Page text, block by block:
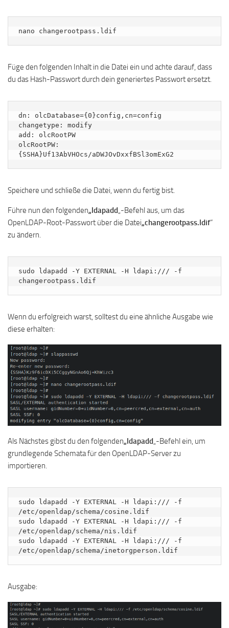
nano changerootpass.ldif
Füge den folgenden Inhalt in die Datei ein und achte darauf, dass
du das Hash-Passwort durch dein generiertes Passwort ersetzt.
dn: olcDatabase={0}config,cn=config
changetype: modify
add: olcRootPW
olcRootPW:
{SSHA}Uf13AbVHOcs/aDWJOvDxxfBSl3omExG2
Speichere und schließe die Datei, wenn du fertig bist.
Führe nun den folgenden„ldapadd„-Befehl aus, um das
OpenLDAP-Root-Passwort über die Datei„changerootpass.ldif“
zu ändern.
sudo ldapadd -Y EXTERNAL -H ldapi:/// -f
changerootpass.ldif
Wenn du erfolgreich warst, solltest du eine ähnliche Ausgabe wie
diese erhalten:
Als Nächstes gibst du den folgenden„ldapadd„-Befehl ein, um
grundlegende Schemata für den OpenLDAP-Server zu
importieren.
sudo ldapadd -Y EXTERNAL -H ldapi:/// -f
/etc/openldap/schema/cosine.ldif
sudo ldapadd -Y EXTERNAL -H ldapi:/// -f
/etc/openldap/schema/nis.ldif
sudo ldapadd -Y EXTERNAL -H ldapi:/// -f
/etc/openldap/schema/inetorgperson.ldif
Ausgabe: